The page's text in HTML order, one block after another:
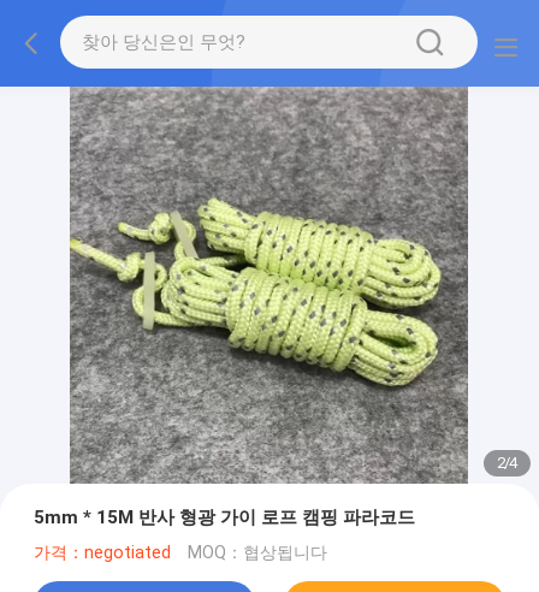
2/4
5mm * 15M 반사 형광 가이 로프 캠핑 파라코드
가격：negotiated MOQ：협상됩니다